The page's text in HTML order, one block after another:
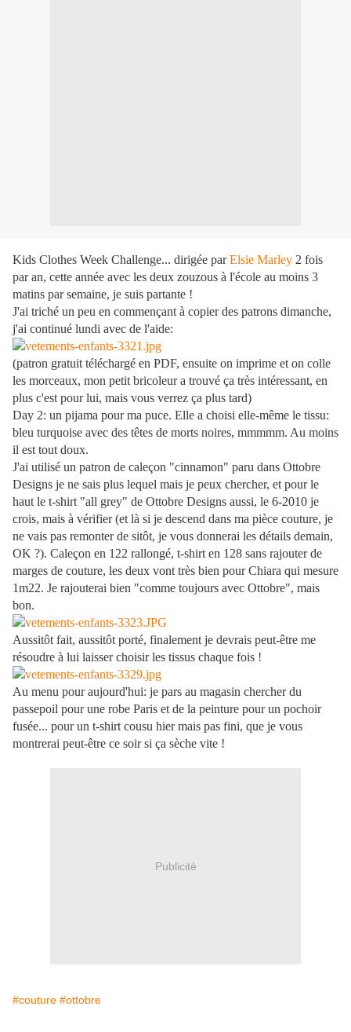
Kids Clothes Week Challenge... dirigée parElsie Marley 2 fois
par an, cette année avec les deux zouzous à l'école au moins 3
matins par semaine, je suis partante !
J'ai triché un peu en commençant à copier des patrons dimanche,
j'ai continué lundi avec de l'aide:
(patron gratuit téléchargé en PDF, ensuite on imprime et on colle
les morceaux, mon petit bricoleur a trouvé ça très intéressant, en
plus c'est pour lui, mais vous verrez ça plus tard)
Day 2: un pijama pour ma puce. Elle a choisi elle-même le tissu:
bleu turquoise avec des têtes de morts noires, mmmmm. Au moins
il est tout doux.
J'ai utilisé un patron de caleçon "cinnamon" paru dans Ottobre
Designs je ne sais plus lequel mais je peux chercher, et pour le
haut le t-shirt "all grey" de Ottobre Designs aussi, le 6-2010 je
crois, mais à vérifier (et là si je descend dans ma pièce couture, je
ne vais pas remonter de sitôt, je vous donnerai les détails demain,
OK ?). Caleçon en 122 rallongé, t-shirt en 128 sans rajouter de
marges de couture, les deux vont très bien pour Chiara qui mesure
1m22. Je rajouterai bien "comme toujours avec Ottobre", mais
bon.
Aussitôt fait, aussitôt porté, finalement je devrais peut-être me
résoudre à lui laisser choisir les tissus chaque fois !
Au menu pour aujourd'hui: je pars au magasin chercher du
passepoil pour une robe Paris et de la peinture pour un pochoir
fusée... pour un t-shirt cousu hier mais pas fini, que je vous
montrerai peut-être ce soir si ça sèche vite !
Publicité
#couture #ottobre